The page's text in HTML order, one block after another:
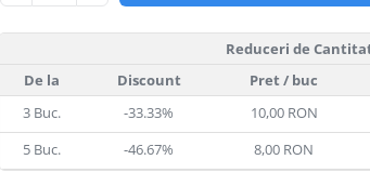
Reduceri de
De la
Discount Pret/ buc
3Buc. -33.33% 10,00 RON
5Buc. -46.67% 8,00 RON